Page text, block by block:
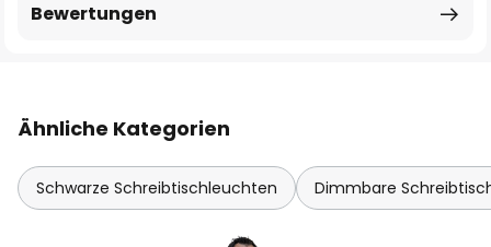
Bewertungen
Ähnliche Kategorien
Schwarze Schreibtischleuchten Dimmbare